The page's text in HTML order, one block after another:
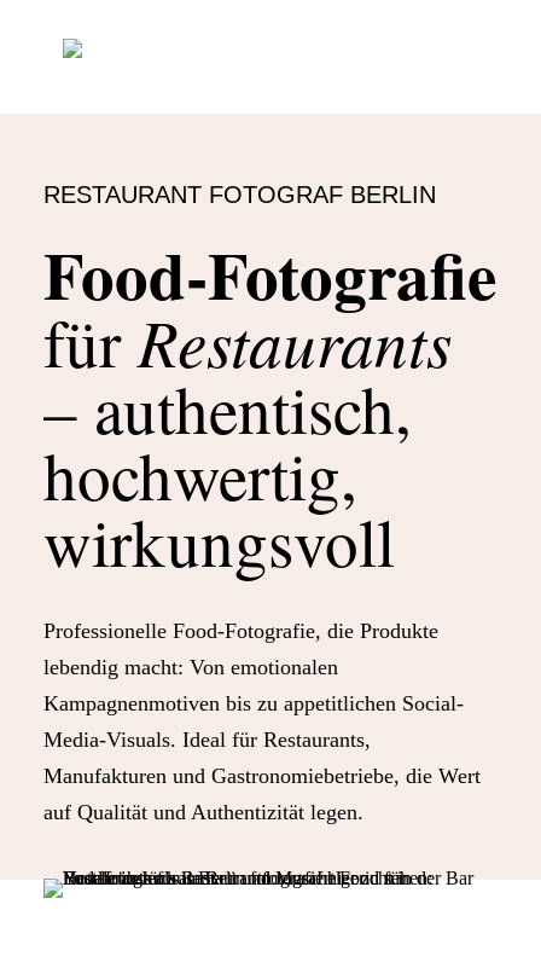
RESTAURANT FOTOGRAF BERLIN
Food-Fotografie
fürRestaurants
– authentisch,
hochwertig,
wirkungsvoll
Professionelle Food-Fotografie, die Produkte
lebendig macht: Von emotionalen
Kampagnenmotiven bis zu appetitlichen Social-
Media-Visuals. Ideal für Restaurants,
Manufakturen und Gastronomiebetriebe, die Wert
auf Qualität und Authentizität legen.